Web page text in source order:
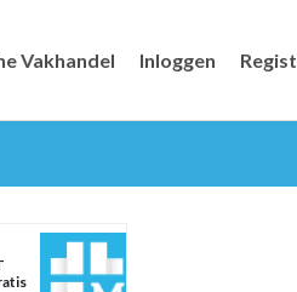
Vakhandel Inloggen